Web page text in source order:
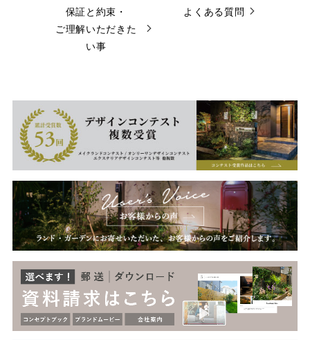
保証と約束・
ご理解いただきた
い事
よくある質問